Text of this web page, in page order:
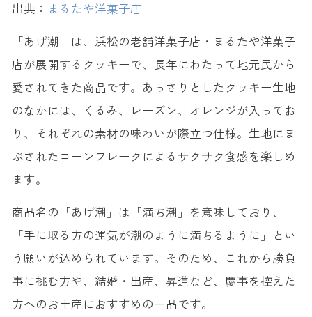
出典： まるたや洋菓子店
「あげ潮」は、浜松の老舗洋菓子店・まるたや洋菓子
店が展開するクッキーで、長年にわたって地元民から
愛されてきた商品です。あっさりとしたクッキー生地
のなかには、くるみ、レーズン、オレンジが入ってお
り、それぞれの素材の味わいが際立つ仕様。生地にま
ぶされたコーンフレークによるサクサク食感を楽しめ
ます。
商品名の「あげ潮」は「満ち潮」を意味しており、
「手に取る方の運気が潮のように満ちるように」とい
う願いが込められています。そのため、これから勝負
事に挑む方や、結婚・出産、昇進など、慶事を控えた
方へのお土産におすすめの一品です。